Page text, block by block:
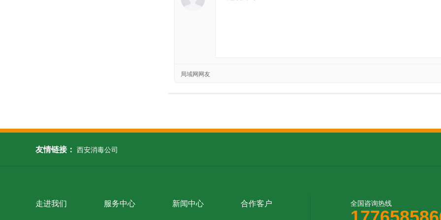
局域网网友
友情链接： 西安消毒公司
走进我们 服务中心 新闻中心 合作客户 全国咨询热线